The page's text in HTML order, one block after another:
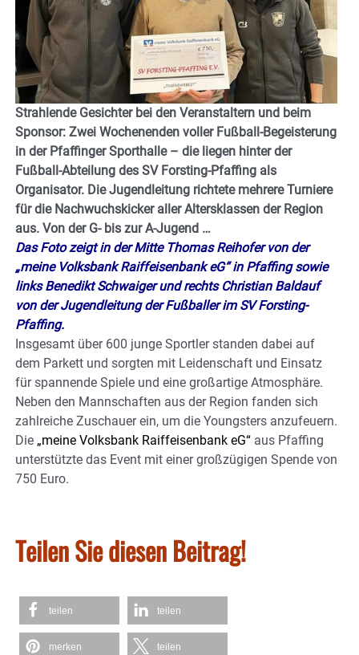
Strahlende Gesichter bei den Veranstaltern und beim
Sponsor: Zwei Wochenenden voller Fußball-Begeisterung
in der Pfaffinger Sporthalle – die liegen hinter der
Fußball-Abteilung des SV Forsting-Pfaffing als
Organisator. Die Jugendleitung richtete mehrere Turniere
für die Nachwuchskicker aller Altersklassen der Region
aus. Von der G- bis zur A-Jugend …
Das Foto zeigt in der Mitte Thomas Reihofer von der
„meine Volksbank Raiffeisenbank eG“ in Pfaffing sowie
links Benedikt Schwaiger und rechts Christian Baldauf
von der Jugendleitung der Fußballer im SV Forsting-
Pfaffing.
Insgesamt über 600 junge Sportler standen dabei auf
dem Parkett und sorgten mit Leidenschaft und Einsatz
für spannende Spiele und eine großartige Atmosphäre.
Neben den Mannschaften aus der Region fanden sich
zahlreiche Zuschauer ein, um die Youngsters anzufeuern.
Die „meine Volksbank Raiffeisenbank eG“ aus Pfaffing
unterstützte das Event mit einer großzügigen Spende von
750 Euro.
Teilen Sie diesen Beitrag!
teilen teilen
merken teilen